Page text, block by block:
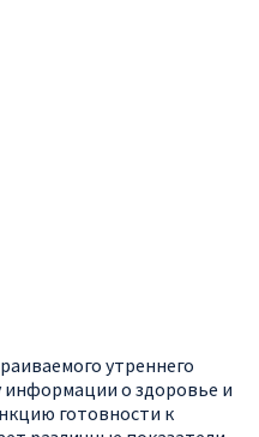
утреннего
информации о здоровье и
готовности к